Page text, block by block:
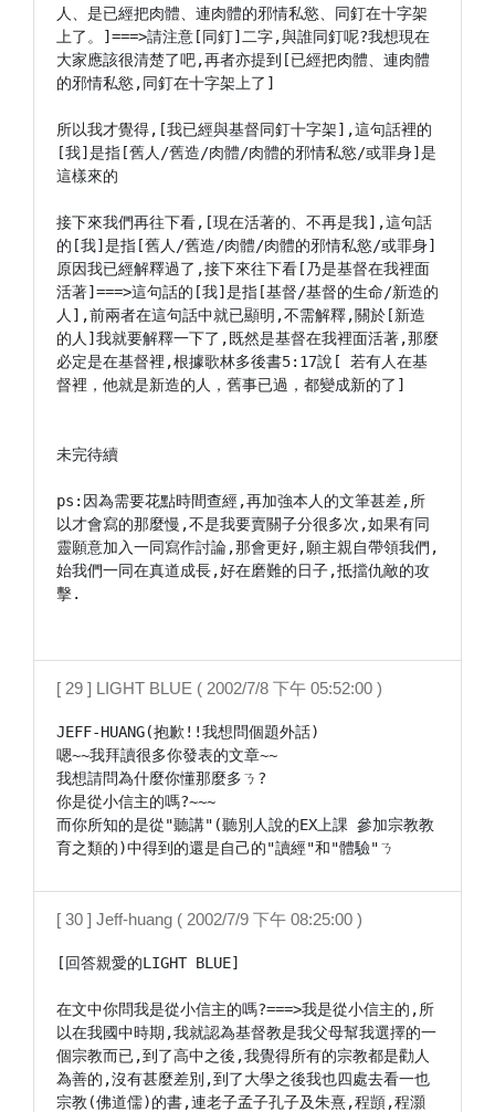
人、是已經把肉體、連肉體的邪情私慾、同釘在十字架
上了。]===>請注意[同釘]二字,與誰同釘呢?我想現在
大家應該很清楚了吧,再者亦提到[已經把肉體、連肉體
的邪情私慾,同釘在十字架上了]
所以我才覺得,[我已經與基督同釘十字架],這句話裡的
[我]是指[舊人/舊造/肉體/肉體的邪情私慾/或罪身]是
這樣來的
接下來我們再往下看,[現在活著的、不再是我],這句話
的[我]是指[舊人/舊造/肉體/肉體的邪情私慾/或罪身]
原因我已經解釋過了,接下來往下看[乃是基督在我裡面
活著]===>這句話的[我]是指[基督/基督的生命/新造的
人],前兩者在這句話中就已顯明,不需解釋,關於[新造
的人]我就要解釋一下了,既然是基督在我裡面活著,那麼
必定是在基督裡,根據歌林多後書5:17說[ 若有人在基
督裡，他就是新造的人，舊事已過，都變成新的了]
未完待續
ps:因為需要花點時間查經,再加強本人的文筆甚差,所
以才會寫的那麼慢,不是我要賣關子分很多次,如果有同
靈願意加入一同寫作討論,那會更好,願主親自帶領我們,
始我們一同在真道成長,好在磨難的日子,抵擋仇敵的攻
擊.
[ 29 ] LIGHT BLUE ( 2002/7/8 下午 05:52:00 )
JEFF-HUANG(抱歉!!我想問個題外話)
嗯~~我拜讀很多你發表的文章~~
我想請問為什麼你懂那麼多ㄋ?
你是從小信主的嗎?~~~
而你所知的是從"聽講"(聽別人說的EX上課 參加宗教教
育之類的)中得到的還是自己的"讀經"和"體驗"ㄋ
[ 30 ] Jeff-huang ( 2002/7/9 下午 08:25:00 )
[回答親愛的LIGHT BLUE]
在文中你問我是從小信主的嗎?===>我是從小信主的,所
以在我國中時期,我就認為基督教是我父母幫我選擇的一
個宗教而已,到了高中之後,我覺得所有的宗教都是勸人
為善的,沒有甚麼差別,到了大學之後我也四處去看一也
宗教(佛道儒)的書,連老子孟子孔子及朱熹,程顗,程灝